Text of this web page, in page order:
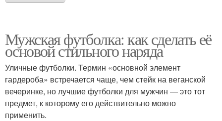
Мужская футболка: как сделать её
основой стильного наряда
Уличные футболки. Термин «основной элемент
гардероба» встречается чаще, чем стейк на веганской
вечеринке, но лучшие футболки для мужчин — это тот
предмет, к которому его действительно можно
применить.